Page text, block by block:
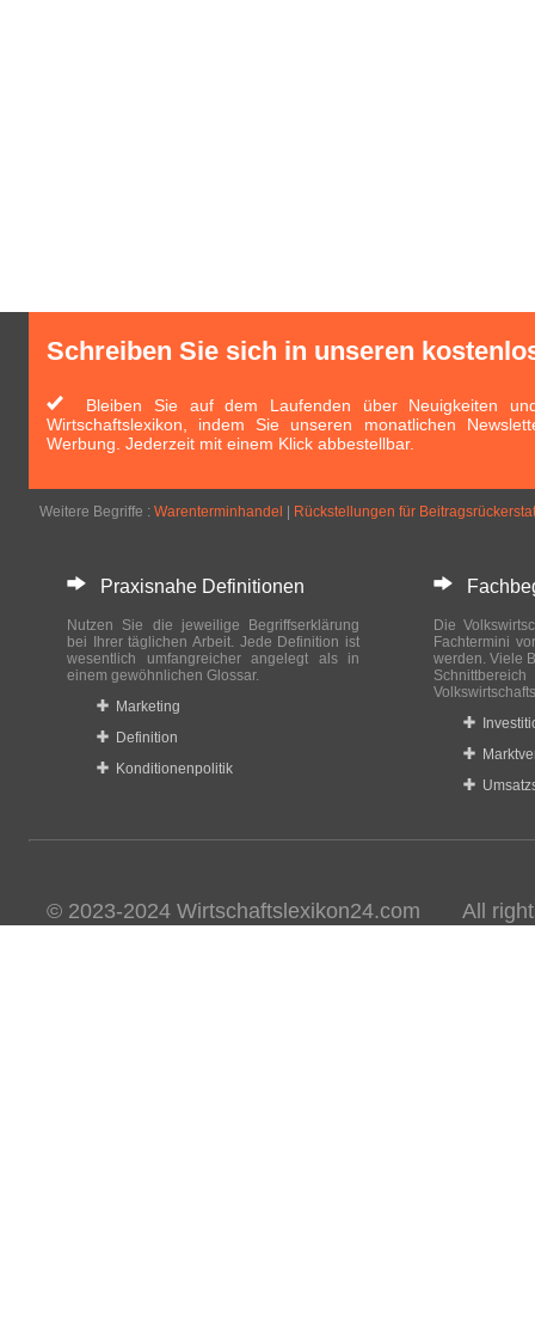
Schreiben Sie sich in unseren
Bleiben Sie auf dem Laufenden über Neuigkeiten
Wirtschaftslexikon, indem Sie unseren monatlichen
Werbung. Jederzeit mit einem Klick abbestellbar.
Weitere Begriffe : Warenterminhandel Rückstellungen für
Praxisnahe Definitionen
Nutzen Sie die jeweilige Begriffserklärung
bei Ihrer täglichen Arbeit. Jede Definition ist
wesentlich umfangreicher angelegt als in
einem gewöhnlichen Glossar.
Marketing
Definition
Konditionenpolitik
Die
Fachtermini
werden. Viele
© 2023-2024 Wirtschaftslexikon24.com All